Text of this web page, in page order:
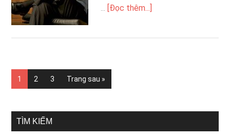
… [Đọc thêm...]
1 2 3 Trang sau »
TÌM KIẾM